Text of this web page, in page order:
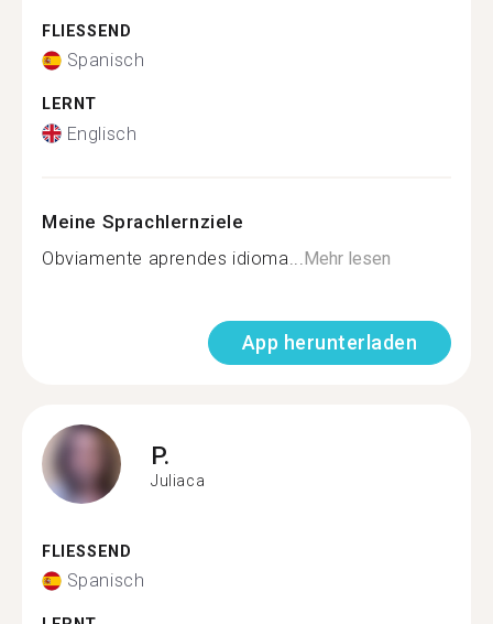
FLIESSEND
Spanisch
LERNT
Englisch
Meine Sprachlernziele
Obviamente aprendes idioma... Mehr lesen
App herunterladen
P.
Juliaca
FLIESSEND
Spanisch